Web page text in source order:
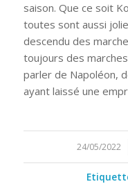
saison. Que ce soit
toutes sont aussi
descendu des
toujours des
parler de Napoléon,
ayant laissé une
24/05/2022
/